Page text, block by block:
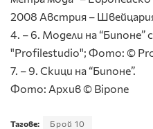
2008 Австрия –
4. – 6. Модели на “Бипоне”
"Profilestudio"; Фото: ©
7. – 9. Скици на “Бипоне”.
Фото: Архив © Bipone
Тагове: Брой 10